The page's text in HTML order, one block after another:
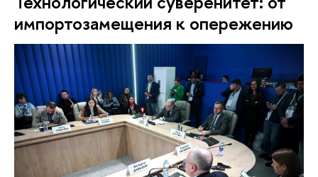
импортозамещения к опережению